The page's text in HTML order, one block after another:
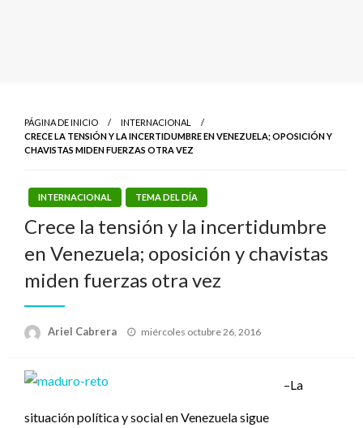
PÁGINA DE INICIO
INTERNACIONAL
CRECE LA TENSIÓN Y LA INCERTIDUMBRE EN VENEZUELA; OPOSICIÓN Y
CHAVISTAS MIDEN FUERZAS OTRA VEZ
INTERNACIONAL TEMA DEL DÍA
Crece la tensión y la incertidumbre
en Venezuela; oposición y chavistas
miden fuerzas otra vez
Ariel Cabrera
Publicado
miércoles octubre 26, 2016
–La
situación política y social en Venezuela sigue